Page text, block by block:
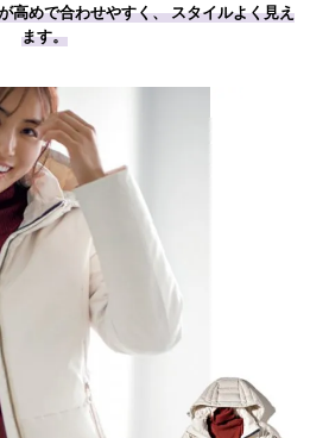
高めで合わせやすく、 スタイルよく見え
ます。